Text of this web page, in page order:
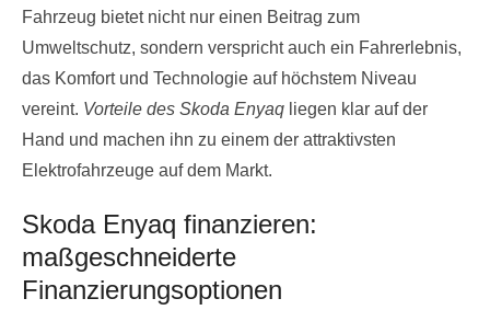
Fahrzeug bietet nicht nur einen Beitrag zum
Umweltschutz, sondern verspricht auch ein Fahrerlebnis,
das Komfort und Technologie auf höchstem Niveau
vereint. Vorteile des Skoda Enyaq liegen klar auf der
Hand und machen ihn zu einem der attraktivsten
Elektrofahrzeuge auf dem Markt.
Skoda Enyaq finanzieren:
maßgeschneiderte
Finanzierungsoptionen